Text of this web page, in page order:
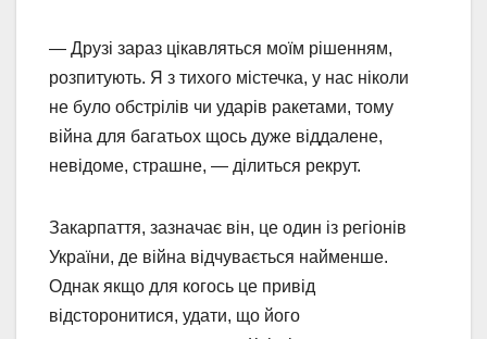
— Друзі зараз цікавляться моїм рішенням,
розпитують. Я з тихого містечка, у нас ніколи
не було обстрілів чи ударів ракетами, тому
війна для багатьох щось дуже віддалене,
невідоме, страшне, — ділиться рекрут.
Закарпаття, зазначає він, це один із регіонів
України, де війна відчувається найменше.
Однак якщо для когось це привід
відсторонитися, удати, що його